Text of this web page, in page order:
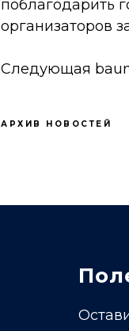
поблагодарить
организаторов
Следующая
АРХИВ НОВОСТЕЙ